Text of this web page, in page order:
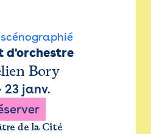
d'orchestre
Bory
23 janv.
de la Cité